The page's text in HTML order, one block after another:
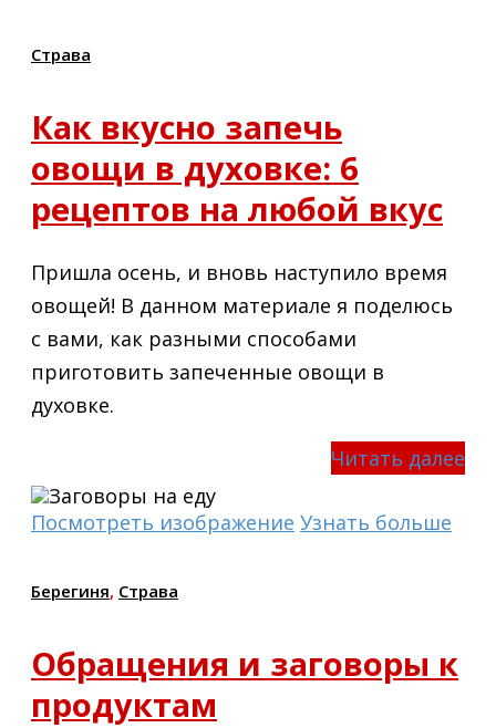
Страва
Как вкусно запечь
овощи в духовке: 6
рецептов на любой вкус
Пришла осень, и вновь наступило время
овощей! В данном материале я поделюсь
с вами, как разными способами
приготовить запеченные овощи в
духовке.
Читать далее
Посмотреть изображение Узнать больше
Берегиня, Страва
Обращения и заговоры к
продуктам